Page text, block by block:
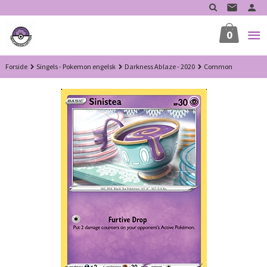
til
innholdet
0
Forside Singels - Pokemon engelsk Darkness Ablaze - 2020 Common